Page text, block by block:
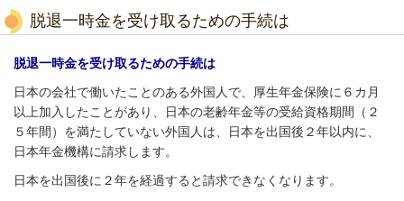
脱退一時金を受け取るための手続は
脱退一時金を受け取るための手続は
日本の会社で働いたことのある外国人で、厚生年金保険に６カ月
以上加入したことがあり、日本の老齢年金等の受給資格期間（２
５年間）を満たしていない外国人は、日本を出国後２年以内に、
日本年金機構に請求します。
日本を出国後に２年を経過すると請求できなくなります。